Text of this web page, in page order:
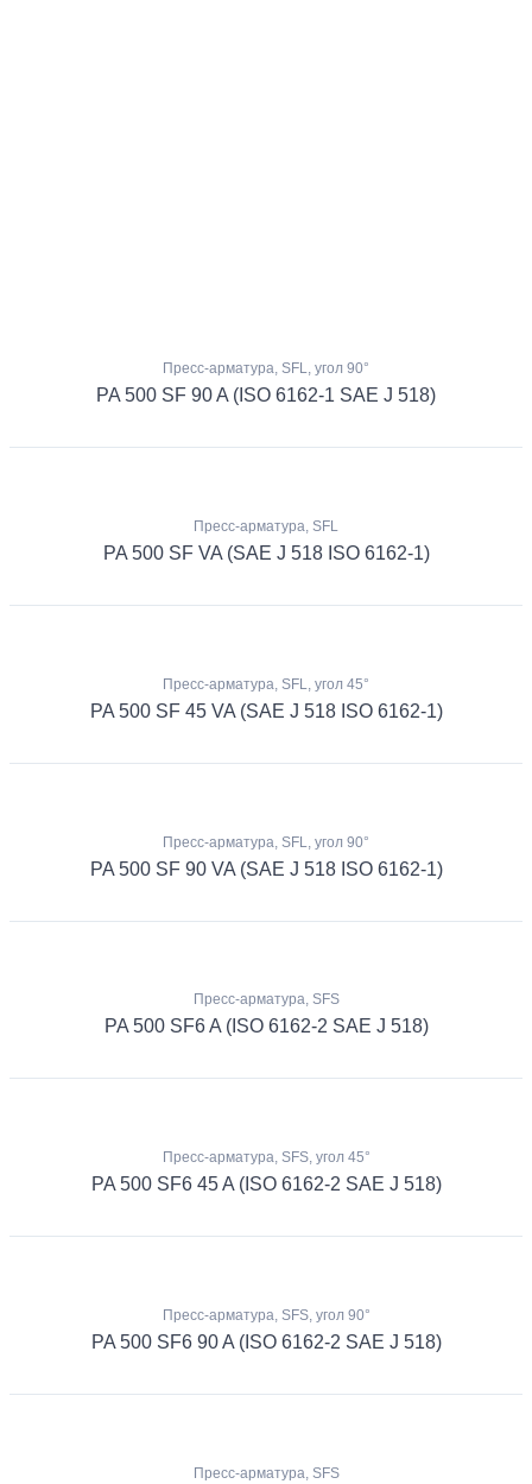
Пресс-арматура, SFL, угол 90°
PA 500 SF 90 A (ISO 6162-1 SAE J 518)
Пресс-арматура, SFL
PA 500 SF VA (SAE J 518 ISO 6162-1)
Пресс-арматура, SFL, угол 45°
PA 500 SF 45 VA (SAE J 518 ISO 6162-1)
Пресс-арматура, SFL, угол 90°
PA 500 SF 90 VA (SAE J 518 ISO 6162-1)
Пресс-арматура, SFS
PA 500 SF6 A (ISO 6162-2 SAE J 518)
Пресс-арматура, SFS, угол 45°
PA 500 SF6 45 A (ISO 6162-2 SAE J 518)
Пресс-арматура, SFS, угол 90°
PA 500 SF6 90 A (ISO 6162-2 SAE J 518)
Пресс-арматура, SFS